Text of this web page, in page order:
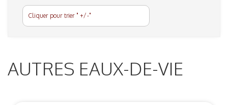
Cliquer pour trier " +/-"
AUTRES EAUX-DE-VIE